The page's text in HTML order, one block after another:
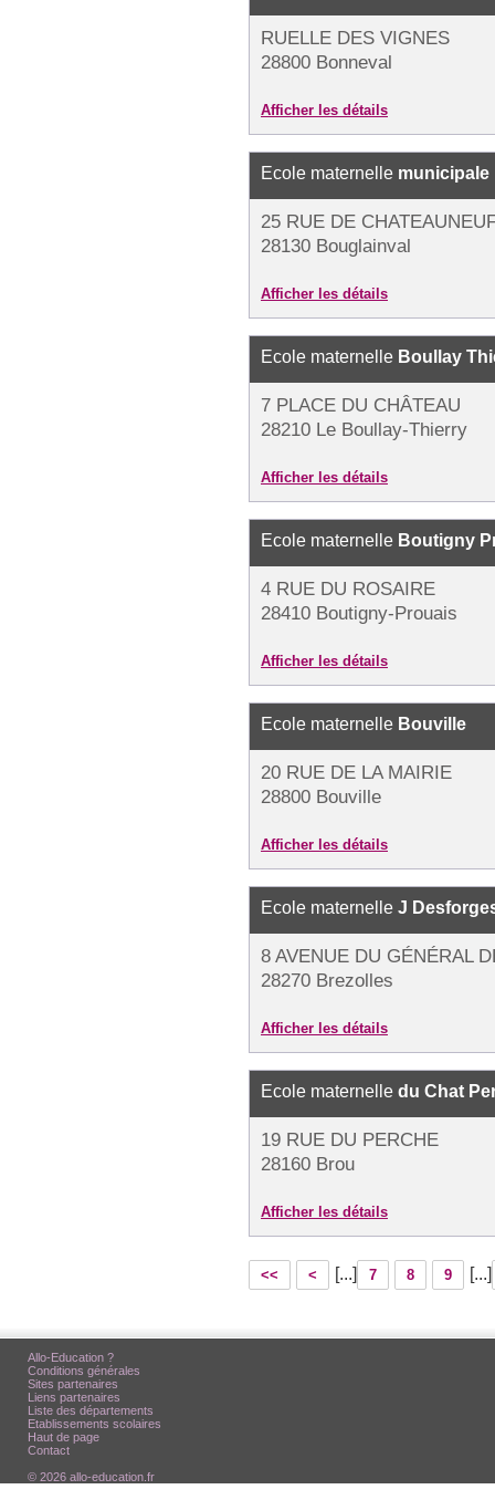
RUELLE DES VIGNES
28800 Bonneval
Afficher les détails
Ecole maternelle municipale
25 RUE DE
28130 Bouglainval
Afficher les détails
Ecole maternelle Boullay
7 PLACE DU CHÂTEAU
28210 Le Boullay-Thierry
Afficher les détails
Ecole maternelle Boutigny
4 RUE DU ROSAIRE
28410 Boutigny-Prouais
Afficher les détails
Ecole maternelle Bouville
20 RUE DE LA MAIRIE
28800 Bouville
Afficher les détails
Ecole maternelle J
8 AVENUE DU GÉNÉRAL
28270 Brezolles
Afficher les détails
Ecole maternelle du Chat
19 RUE DU PERCHE
28160 Brou
Afficher les détails
<< < [...] 7 8 9 [...]
Allo-Education ?
Conditions générales
Sites partenaires
Liens partenaires
Liste des départements
Etablissements scolaires
Haut de page
Contact
© 2026 allo-education.fr